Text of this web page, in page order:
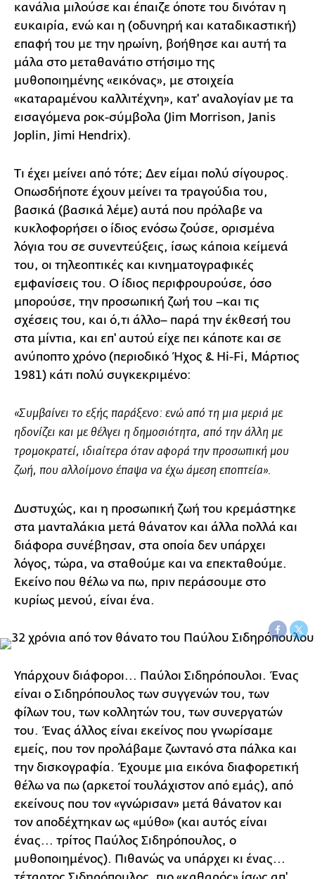
κανάλια μιλούσε και έπαιζε όποτε του δινόταν η
ευκαιρία, ενώ και η (οδυνηρή και καταδικαστική)
επαφή του με την ηρωίνη, βοήθησε και αυτή τα
μάλα στο μεταθανάτιο στήσιμο της
μυθοποιημένης «εικόνας», με στοιχεία
«καταραμένου καλλιτέχνη», κατ' αναλογίαν με τα
εισαγόμενα ροκ-σύμβολα (Jim Morrison, Janis
Joplin, Jimi Hendrix).
Τι έχει μείνει από τότε; Δεν είμαι πολύ σίγουρος.
Οπωσδήποτε έχουν μείνει τα τραγούδια του,
βασικά (βασικά λέμε) αυτά που πρόλαβε να
κυκλοφορήσει ο ίδιος ενόσω ζούσε, ορισμένα
λόγια του σε συνεντεύξεις, ίσως κάποια κείμενά
του, οι τηλεοπτικές και κινηματογραφικές
εμφανίσεις του. Ο ίδιος περιφρουρούσε, όσο
μπορούσε, την προσωπική ζωή του –και τις
σχέσεις του, και ό,τι άλλο– παρά την έκθεσή του
στα μίντια, και επ' αυτού είχε πει κάποτε και σε
ανύποπτο χρόνο (περιοδικό Ήχος & Hi-Fi, Μάρτιος
1981) κάτι πολύ συγκεκριμένο:
«Συμβαίνει το εξής παράξενο: ενώ από τη μια μεριά με
ηδονίζει και με θέλγει η δημοσιότητα, από την άλλη με
τρομοκρατεί, ιδιαίτερα όταν αφορά την προσωπική μου
ζωή, που αλλοίμονο έπαψα να έχω άμεση εποπτεία».
Δυστυχώς, και η προσωπική ζωή του κρεμάστηκε
στα μανταλάκια μετά θάνατον και άλλα πολλά και
διάφορα συνέβησαν, στα οποία δεν υπάρχει
λόγος, τώρα, να σταθούμε και να επεκταθούμε.
Εκείνο που θέλω να πω, πριν περάσουμε στο
κυρίως μενού, είναι ένα.
Υπάρχουν διάφοροι... Παύλοι Σιδηρόπουλοι. Ένας
είναι ο Σιδηρόπουλος των συγγενών του, των
φίλων του, των κολλητών του, των συνεργατών
του. Ένας άλλος είναι εκείνος που γνωρίσαμε
εμείς, που τον προλάβαμε ζωντανό στα πάλκα και
την δισκογραφία. Έχουμε μια εικόνα διαφορετική
θέλω να πω (αρκετοί τουλάχιστον από εμάς), από
εκείνους που τον «γνώρισαν» μετά θάνατον και
τον αποδέχτηκαν ως «μύθο» (και αυτός είναι
ένας... τρίτος Παύλος Σιδηρόπουλος, ο
μυθοποιημένος). Πιθανώς να υπάρχει κι ένας...